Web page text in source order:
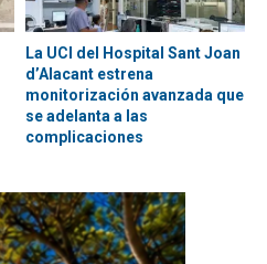
La UCI del Hospital Sant Joan
d’Alacant estrena
monitorización avanzada que
se adelanta a las
complicaciones